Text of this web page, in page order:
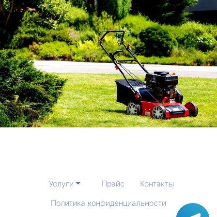
Услуги Прайс
Контакты
Политика конфиденциальности